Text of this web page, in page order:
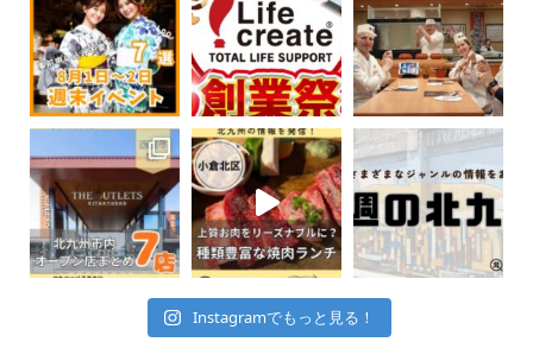
Instagramでもっと見る！